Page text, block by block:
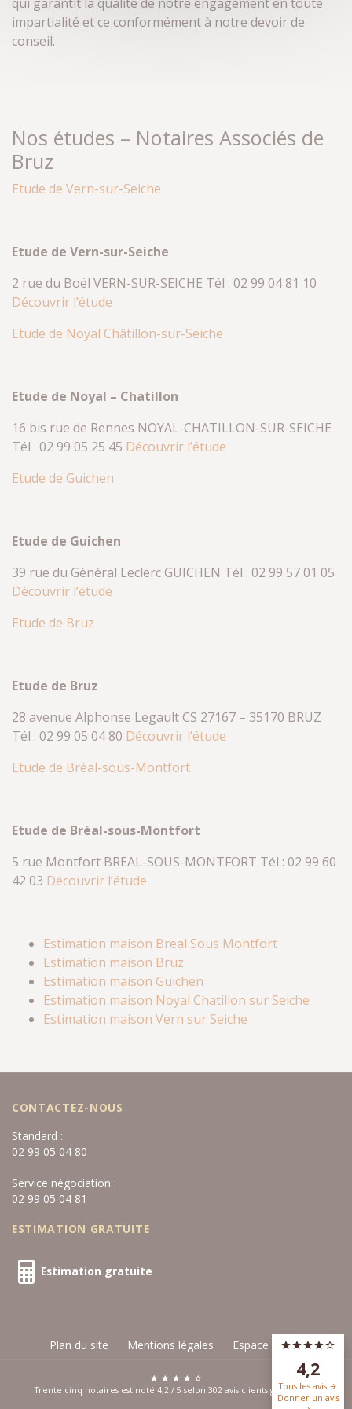
4,2
Tous les avis
Donner un avis
impartialité et ce conformément à notre devoir de
conseil.
Nos études – Notaires Associés de
Bruz
Etude de Vern-sur-Seiche
Etude de Vern-sur-Seiche
2 rue du Boël VERN-SUR-SEICHE Tél : 02 99 04 81 10
Découvrir l’étude
Etude de Noyal Châtillon-sur-Seiche
Etude de Noyal – Chatillon
16 bis rue de Rennes NOYAL-CHATILLON-SUR-SEICHE
Tél : 02 99 05 25 45 Découvrir l’étude
Etude de Guichen
Etude de Guichen
39 rue du Général Leclerc GUICHEN Tél : 02 99 57 01 05
Découvrir l’étude
Etude de Bruz
Etude de Bruz
28 avenue Alphonse Legault CS 27167 – 35170 BRUZ
Tél : 02 99 05 04 80 Découvrir l’étude
Etude de Bréal-sous-Montfort
Etude de Bréal-sous-Montfort
5 rue Montfort BREAL-SOUS-MONTFORT Tél : 02 99 60
42 03 Découvrir l’étude
Estimation maison Breal Sous Montfort
Estimation maison Bruz
Estimation maison Guichen
Estimation maison Noyal Chatillon sur Seiche
Estimation maison Vern sur Seiche
CONTACTEZ-NOUS
Standard :
02 99 05 04 80
Service négociation :
02 99 05 04 81
ESTIMATION GRATUITE
Estimation gratuite
Plan du site Mentions légales Espace privé
Trente cinq notaires est noté 4,2 / 5 selon 302 avis clients google.com